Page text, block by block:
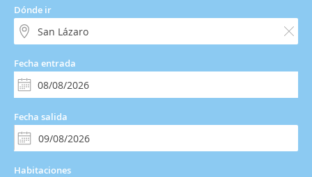
Dónde ir
Fecha entrada
Fecha salida
Habitaciones